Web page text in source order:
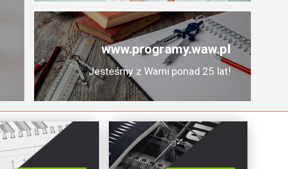
www.programy.waw.pl
Jesteśmy z Wami ponad 25 lat!